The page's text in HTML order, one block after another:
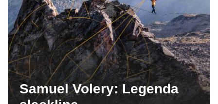
Samuel Volery: Legenda